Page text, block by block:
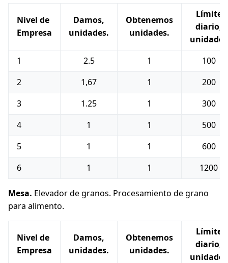
Nivel de
Empresa
Damos,
unidades.
Obtenemos
unidades.
Límite
diario,
unidades
1
2.5 1
100
2
1,67 1
200
3
1.25 1
300
4
1 1
500
5
1 1
600
6
1 1 1200
Mesa. Elevador de granos. Procesamiento de grano
para alimento.
Nivel de
Empresa
Damos,
unidades.
Obtenemos
unidades.
Límite
diario,
unidades